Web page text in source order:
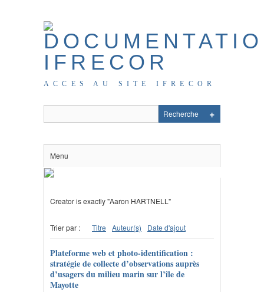
ACCES AU SITE IFRECOR
Menu
Creator is exactly "Aaron HARTNELL"
Trier par : Titre Auteur(s) Date d'ajout
Plateforme web et photo-identification :
stratégie de collecte d’observations auprès
d’usagers du milieu marin sur l’île de
Mayotte